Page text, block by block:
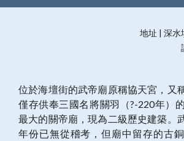
地址 | 深水
位於海壇街的武帝廟原稱協天宮，又
僅存供奉三國名將關羽（?-220年）
最大的關帝廟，現為二級歷史建築。
年份已無從稽考，但廟中留存的古